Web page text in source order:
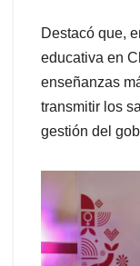
Destacó que,
educativa en
enseñanzas
transmitir los
gestión del